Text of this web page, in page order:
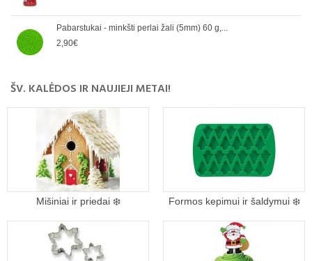
Pabarstukai - minkšti perlai žali (5mm) 60 g,...
2,90€
ŠV. KALĖDOS IR NAUJIEJI METAI!
Mišiniai ir priedai ❄️ Formos kepimui ir šaldymui ❄️